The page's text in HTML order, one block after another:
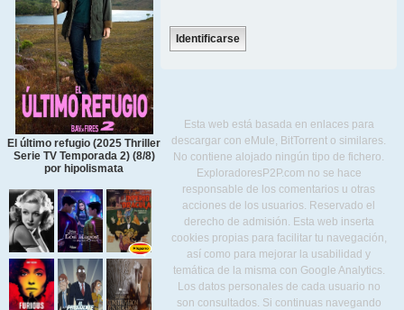
El último refugio (2025 Thriller
Serie TV Temporada 2) (8/8)
por hipolismata
Esta web está basada en enlaces para
descargar con eMule, BitTorrent o similares.
No contiene alojado ningún tipo de fichero.
ExploradoresP2P.com no se hace
responsable de los comentarios u otras
acciones de los usuarios. Reservado el
derecho de admisión. Esta web inserta
cookies propias para facilitar tu navegación,
así como para mejorar la usabilidad y
temática de la misma con Google Analytics.
Los datos personales de cada usuario no
son consultados. Si continuas navegando